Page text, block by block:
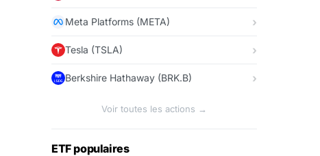
Meta Platforms (META)
Tesla (TSLA)
Berkshire Hathaway (BRK.B)
Voir toutes les actions →
ETF populaires